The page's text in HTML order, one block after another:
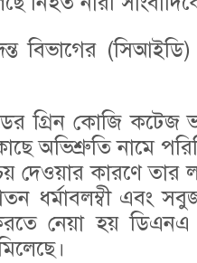
বিভাগের
গ্রিন কোজি কটেজ
অভিশ্রুতি নামে
দেওয়ার কারণে তার
ধর্মাবলম্বী এবং
নেয়া হয় ডিএনএ